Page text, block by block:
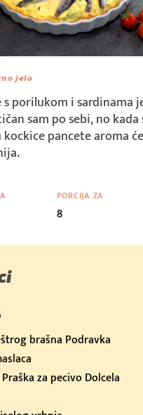
jelo
s porilukom i sardinama
sam po sebi, no kada
pancete aroma
PORCIJA ZA
8
brašna Podravka
za pecivo Dolcela